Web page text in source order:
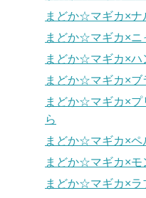
まどか☆マギカ×ナ
まどか☆マギカ×ニ
まどか☆マギカ×ハ
まどか☆マギカ×ブ
まどか☆マギカ×プ
ら
まどか☆マギカ×ペ
まどか☆マギカ×モ
まどか☆マギカ×ラ